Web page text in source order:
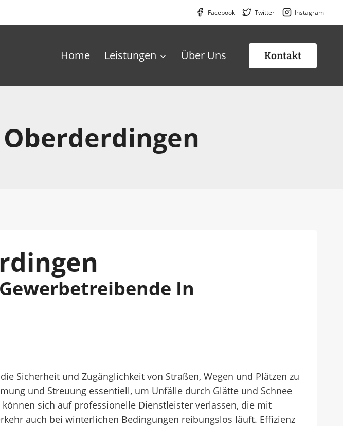
Facebook Twitter Instagram
Home Leistungen Über Uns Kontakt
In
Sicherheit und Zugänglichkeit von Straßen, Wegen und Plätzen zu
und Streuung essentiell, um Unfälle durch Glätte und Schnee
sich auf professionelle Dienstleister verlassen, die mit
auch bei winterlichen Bedingungen reibungslos läuft. Effizienz